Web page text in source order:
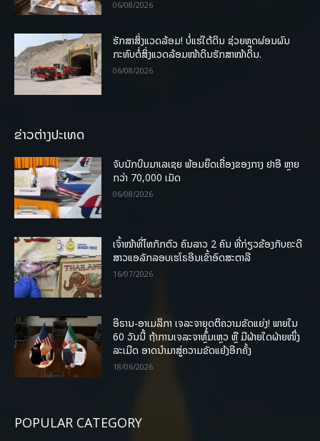
06/08/2026
ຮັກສາສິ່ງແວດລ້ອມ! ບໍ່ແຮ່ໃຕ້ດິນ ຊ່ວຍຫຼຸດຜ່ອນຜົນ
ກະທົບຕໍ່ສິ່ງແວດລ້ອມໜ້າດິນຮັກສາໜ້າດິນ.
06/08/2026
ຂ່າວຕ່າງປະເທດ
ຈັບນັກບິນມາເລເຊຍ ພ້ອມຍຶດເຄື່ອງຂອງກາງ ຢາອີ ຫຼາຍ
ກວ່າ 70,000 ເມັດ
06/08/2026
ເຈົ້າໜ້າທີ່ໄທກັກຕົວ ຄົນລາວ 2 ຄົນ ທີ່ກ່ຽວຂ້ອງກັບຄະດີ
ສາວແອລັກລອບເຮໂຣອີນເຂົ້າອົດສະຕາລີ
16/07/2026
ອີຣານ-ອາເມລິກາ ເຈລະຈາຍຸດຕິຄວາມຂັດແຍ່ງ! ພາຍໃນ
60 ວັນນີ້ ຖ້າການເຈລະຈາຫຼົ້ມເຫຼວ ຫຼື ມີຝ່າຍໃດຝ່າຍໜຶ່ງ
ລະເມີດ ອາດນໍາມາສູ່ຄວາມຂັດແຍ້ງອີກຄັ້ງ
18/06/2026
POPULAR CATEGORY